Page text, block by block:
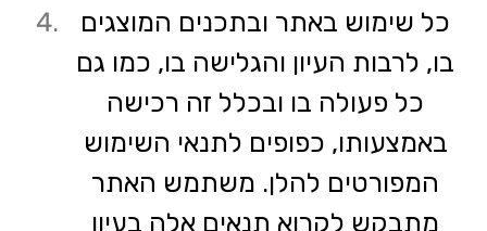
כל שימוש באתר ובתכנים המוצגים
בו, לרבות העיון והגלישה בו, כמו גם
כל פעולה בו ובכלל זה רכישה
באמצעותו, כפופים לתנאי השימוש
המפורטים להלן. משתמש האתר
מתבקש לקרוא תנאים אלה בעיון